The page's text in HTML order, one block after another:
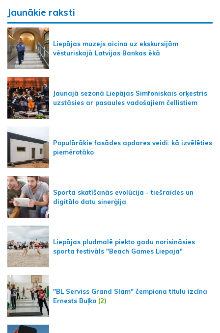
Jaunākie raksti
Liepājas muzejs aicina uz ekskursijām
vēsturiskajā Latvijas Bankas ēkā
Jaunajā sezonā Liepājas Simfoniskais orķestris
uzstāsies ar pasaules vadošajiem čellistiem
Populārākie fasādes apdares veidi: kā izvēlēties
piemērotāko
Sporta skatīšanās evolūcija - tiešraides un
digitālo datu sinerģija
Liepājas pludmalē piekto gadu norisināsies
sporta festivāls "Beach Games Liepaja"
"BL Serviss Grand Slam" čempiona titulu izcīna
Ernests Buļko (2)